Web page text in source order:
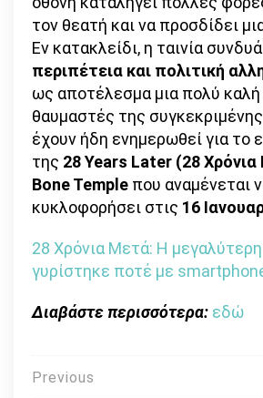
τον θεατή και να προσδίδει
Εν κατακλείδι, η ταινία
περιπέτεια και πολιτική
ως αποτέλεσμα μια πολύ καλή
θαυμαστές της
έχουν ήδη ενημερωθεί για το
της 28 Years Later (28
Bone Temple που αναμένεται
κυκλοφορήσει στις 16
28 Χρόνια Μετά: Η μεγαλύτερη
γυρίστηκε ποτέ με
Διαβάστε περισσότερα: εδώ
Πλοήγηση
Previous